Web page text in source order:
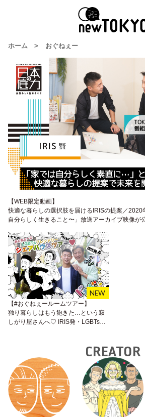
ホーム > おぐねぇー
【WEB限定動画】
快適な暮らしの選択肢を届けるIRISの提案／
自分らしく生きること〜」放送アーカイブ映像が
【#おぐねぇールームツアー】
独り暮らしはもう飽きた…という寂
しがり屋さんへ♡ IRIS発・LGBTsフ
CREATOR